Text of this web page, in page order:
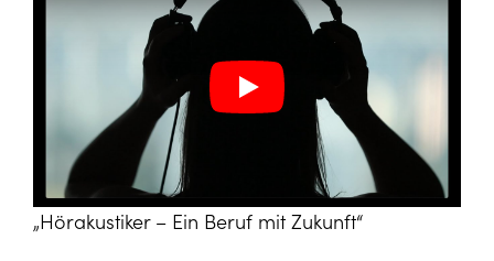
Play
Play
„Hörakustiker – Ein Beruf mit Zukunft“